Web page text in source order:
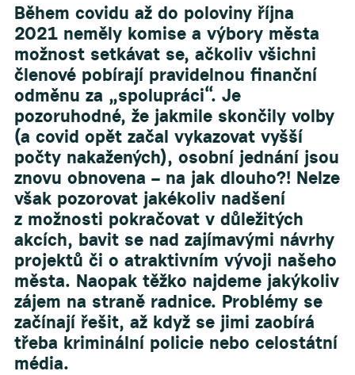
Během covidu až do poloviny října
2021 neměly komise a výbory města
možnost setkávat se, ačkoliv všichni
členové pobírají pravidelnou finanční
odměnu za „spolupráci“. Je
pozoruhodné, že jakmile skončily volby
(a covid opět začal vykazovat vyšší
počty nakažených), osobní jednání jsou
znovu obnovena – na jak dlouho?! Nelze
však pozorovat jakékoliv nadšení
z možnosti pokračovat v důležitých
akcích, bavit se nad zajímavými návrhy
projektů či o atraktivním vývoji našeho
města. Naopak těžko najdeme jakýkoliv
zájem na straně radnice. Problémy se
začínají řešit, až když se jimi zaobírá
třeba kriminální policie nebo celostátní
média.